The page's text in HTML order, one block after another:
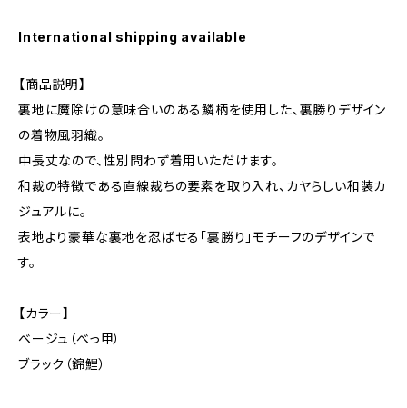
International shipping available
【商品説明】
裏地に魔除けの意味合いのある鱗柄を使用した、裏勝りデザイン
の着物風羽織。
中長丈なので、性別問わず着用いただけます。
和裁の特徴である直線裁ちの要素を取り入れ、カヤらしい和装カ
ジュアルに。
表地より豪華な裏地を忍ばせる「裏勝り」モチーフのデザインで
す。
【カラー】
ベージュ（べっ甲）
ブラック（錦鯉）